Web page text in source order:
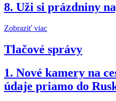
8. Uži si prázdniny
Zobraziť viac
Tlačové správy
1. Nové kamery na
údaje priamo do